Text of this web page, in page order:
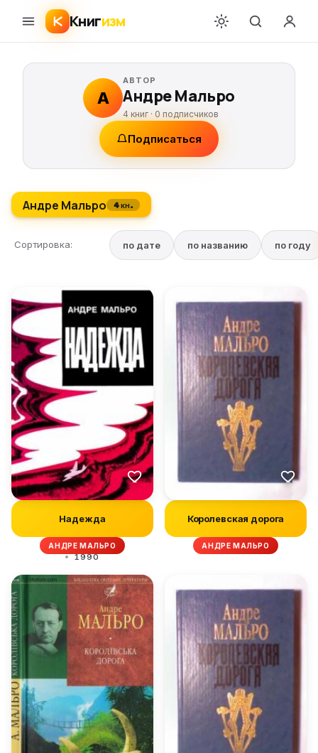
Книгизм
А
АВТОР
Андре Мальро
4 книг ·0 подписчиков
Подписаться
Андре Мальро 4 кн.
Сортировка: по дате по названию по году
Надежда
АНДРЕ МАЛЬРО
1990
Королевская дорога
АНДРЕ МАЛЬРО